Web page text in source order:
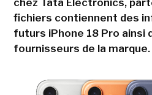
chez Tata Electronics,
fichiers contiennent des
futurs iPhone 18 Pro ainsi
fournisseurs de la marque.